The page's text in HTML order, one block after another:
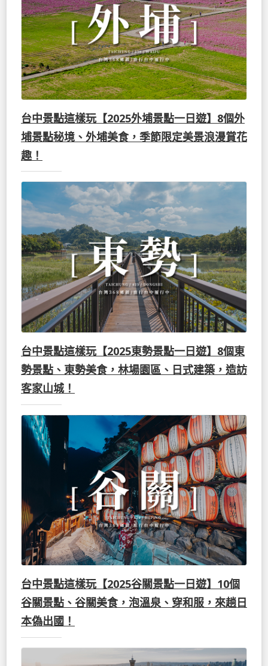
台中景點這樣玩【2025外埔景點一日遊】8個外
埔景點秘境、外埔美食，季節限定美景浪漫賞花
趣！
台中景點這樣玩【2025東勢景點一日遊】8個東
勢景點、東勢美食，林場園區、日式建築，造訪
客家山城！
台中景點這樣玩【2025谷關景點一日遊】10個
谷關景點、谷關美食，泡溫泉、穿和服，來趟日
本偽出國！